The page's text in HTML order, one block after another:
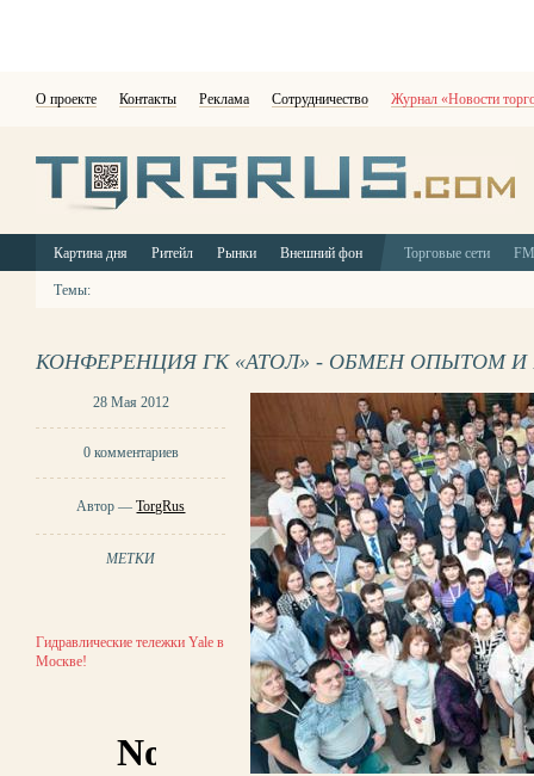
О проекте Контакты Реклама Сотрудничество Журнал «Новости
Картина дня Ритейл Рынки Внешний фон Торговые сети
Темы:
КОНФЕРЕНЦИЯ ГК «АТОЛ» - ОБМЕН ОПЫТОМ И
28 Мая 2012
0 комментариев
Автор —TorgRus
МЕТКИ
Гидравлические тележки Yale в
Москве!